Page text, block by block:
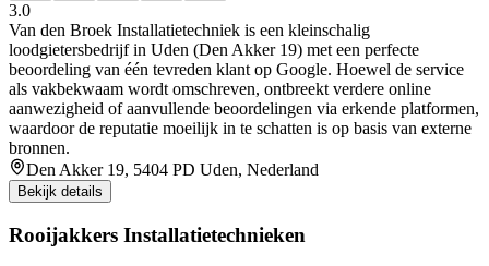
3.0
Van den Broek Installatietechniek is een kleinschalig
loodgietersbedrijf in Uden (Den Akker 19) met een perfecte
beoordeling van één tevreden klant op Google. Hoewel de service
als vakbekwaam wordt omschreven, ontbreekt verdere online
aanwezigheid of aanvullende beoordelingen via erkende platformen,
waardoor de reputatie moeilijk in te schatten is op basis van externe
bronnen.
Den Akker 19, 5404 PD Uden, Nederland
Bekijk details
Rooijakkers Installatietechnieken